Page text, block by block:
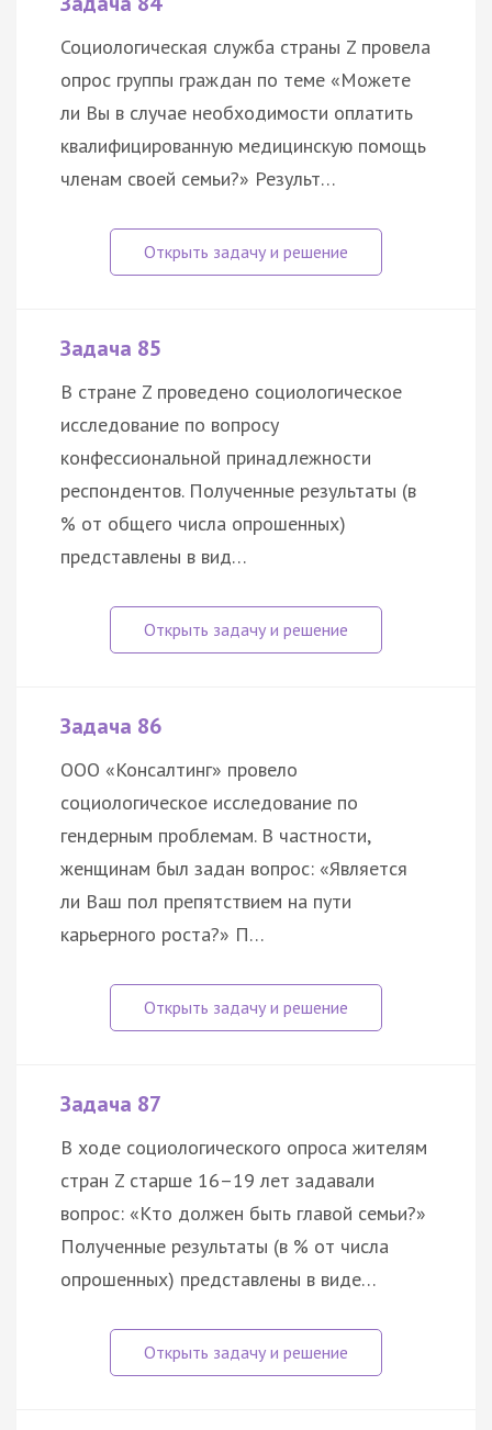
Социологическая служба страны Z провела
опрос группы граждан по теме «Можете
ли Вы в случае необходимости оплатить
квалифицированную медицинскую помощь
членам своей семьи?» Результ…
Задача 85
В стране Z проведено социологическое
исследование по вопросу
конфессиональной принадлежности
респондентов. Полученные результаты (в
% от общего числа опрошенных)
представлены в вид…
Задача 86
ООО «Консалтинг» провело
социологическое исследование по
гендерным проблемам. В частности,
женщинам был задан вопрос: «Является
ли Ваш пол препятствием на пути
карьерного роста?» П…
Задача 87
В ходе социологического опроса жителям
стран Z старше 16–19 лет задавали
вопрос: «Кто должен быть главой семьи?»
Полученные результаты (в % от числа
опрошенных) представлены в виде…